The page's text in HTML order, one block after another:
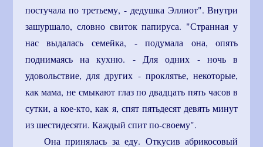
постучала по третьему, - дедушка Эллиот". Внутри
зашуршало, словно свиток папируса. "Странная у
нас выдалась семейка, - подумала она, опять
поднимаясь на кухню. - Для одних - ночь в
удовольствие, для других - проклятье, некоторые,
как мама, не смыкают глаз по двадцать пять часов в
сутки, а кое-кто, как я, спят пятьдесят девять минут
из шестидесяти. Каждый спит по-своему".
Она принялась за еду. Откусив абрикосовый